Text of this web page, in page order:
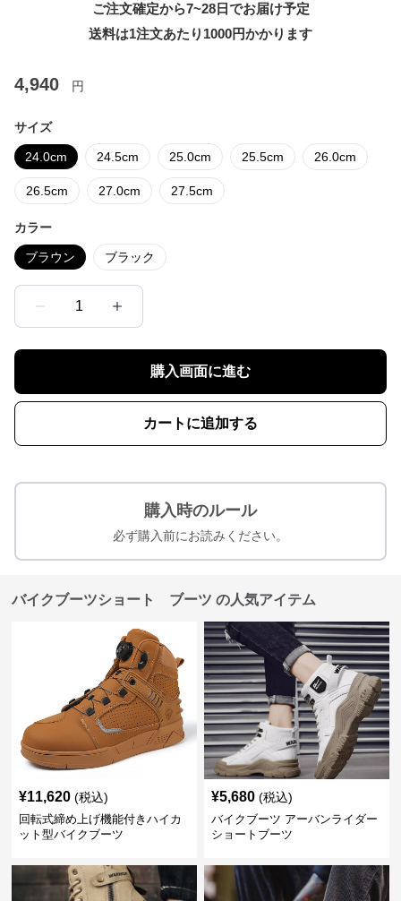
ご注文確定から7~28日でお届け予定
送料は1注文あたり 1000円かかります
4,940 円
サイズ
24.0cm 24.5cm 25.0cm 25.5cm 26.0cm
26.5cm 27.0cm 27.5cm
カラー
ブラウン ブラック
1
購入画面に進む
カートに追加する
購入時のルール
必ず購入前にお読みください。
バイクブーツショート ブーツ の人気アイテム
¥11,620 (税込)
回転式締め上げ機能付きハイカ
ット型バイクブーツ
¥5,680 (税込)
バイクブーツ アーバンライダー
ショートブーツ